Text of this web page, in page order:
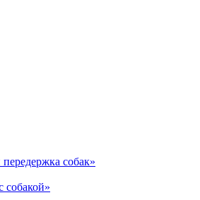
собак»
собакой»